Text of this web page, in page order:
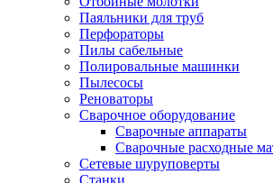
Паяльники для труб
Перфораторы
Пилы сабельные
Полировальные машинки
Пылесосы
Реноваторы
Сварочное оборудование
Сварочные аппараты
Сварочные расходные
Сетевые шуруповерты
Станки